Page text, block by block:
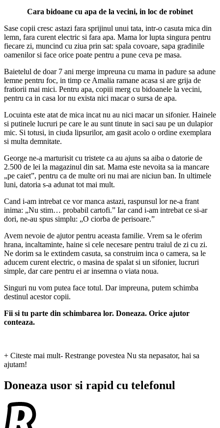
Cara bidoane cu apa de la vecini, in loc de robinet
Sase copii cresc astazi fara sprijinul unui tata, intr-o casuta mica din
lemn, fara curent electric si fara apa. Mama lor lupta singura pentru
fiecare zi, muncind cu ziua prin sat: spala covoare, sapa gradinile
oamenilor si face orice poate pentru a pune ceva pe masa.
Baietelul de doar 7 ani merge impreuna cu mama in padure sa adune
lemne pentru foc, in timp ce Amalia ramane acasa si are grija de
fratiorii mai mici. Pentru apa, copiii merg cu bidoanele la vecini,
pentru ca in casa lor nu exista nici macar o sursa de apa.
Locuinta este atat de mica incat nu au nici macar un sifonier. Hainele
si putinele lucruri pe care le au sunt tinute in saci sau pe un dulapior
mic. Si totusi, in ciuda lipsurilor, am gasit acolo o ordine exemplara
si multa demnitate.
George ne-a marturisit cu tristete ca au ajuns sa aiba o datorie de
2.500 de lei la magazinul din sat. Mama este nevoita sa ia mancare
„pe caiet”, pentru ca de multe ori nu mai are niciun ban. In ultimele
luni, datoria s-a adunat tot mai mult.
Cand i-am intrebat ce vor manca astazi, raspunsul lor ne-a frant
inima: „Nu stim… probabil cartofi.” Iar cand i-am intrebat ce si-ar
dori, ne-au spus simplu: „O ciorba de perisoare.”
Avem nevoie de ajutor pentru aceasta familie. Vrem sa le oferim
hrana, incaltaminte, haine si cele necesare pentru traiul de zi cu zi.
Ne dorim sa le extindem casuta, sa construim inca o camera, sa le
aducem curent electric, o masina de spalat si un sifonier, lucruri
simple, dar care pentru ei ar insemna o viata noua.
Singuri nu vom putea face totul. Dar impreuna, putem schimba
destinul acestor copii.
Fii si tu parte din schimbarea lor. Doneaza. Orice ajutor
conteaza.
+ Citeste mai mult- Restrange povestea Nu sta nepasator, hai sa
ajutam!
Doneaza usor si rapid cu telefonul